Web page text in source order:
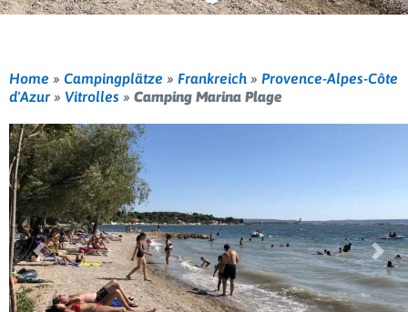
Home » Campingplätze » Frankreich » Provence-Alpes-Côte
d'Azur » Vitrolles » Camping Marina Plage
Vorherige